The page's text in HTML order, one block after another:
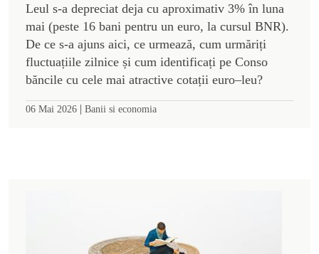
Leul s-a depreciat deja cu aproximativ 3% în luna
mai (peste 16 bani pentru un euro, la cursul BNR).
De ce s-a ajuns aici, ce urmează, cum urmăriți
fluctuațiile zilnice și cum identificați pe Conso
băncile cu cele mai atractive cotații euro–leu?
06 Mai 2026 | Banii si economia